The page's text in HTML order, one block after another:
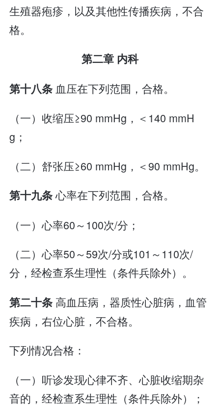
生殖器疱疹，以及其他性传播疾病，不合
格。
第二章 内科
第十八条 血压在下列范围，合格。
（一）收缩压≥90 mmHg，＜140 mmH
g；
（二）舒张压≥60 mmHg，＜90 mmHg。
第十九条心率在下列范围，合格。
（一）心率60～100次/分；
（二）心率50～59次/分或101～110次/
分，经检查系生理性（条件兵除外）。
第二十条 高血压病，器质性心脏病，血管
疾病，右位心脏，不合格。
下列情况合格：
（一）听诊发现心律不齐、心脏收缩期杂
音的，经检查系生理性（条件兵除外）；